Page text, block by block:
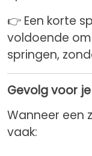
👉 Een korte
voldoende
springen,
Gevolg voor
Wanneer een
vaak: